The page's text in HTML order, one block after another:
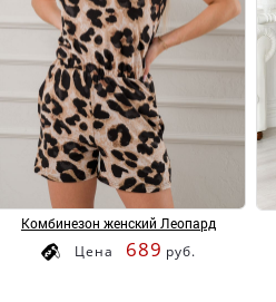
Комбинезон женский Леопард
Цена 689 руб.